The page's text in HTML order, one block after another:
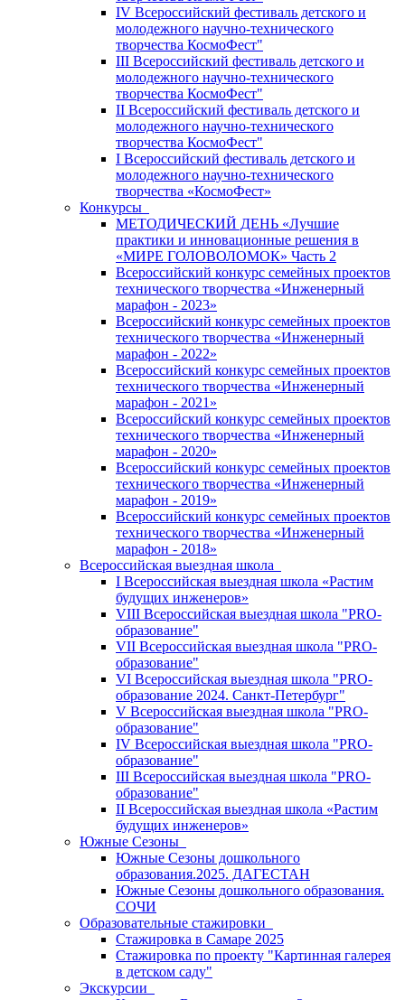
IV Всероссийский фестиваль детского и
молодежного научно-технического
творчества КосмоФест"
III Всероссийский фестиваль детского и
молодежного научно-технического
творчества КосмоФест"
II Всероссийский фестиваль детского и
молодежного научно-технического
творчества КосмоФест"
I Всероссийский фестиваль детского и
молодежного научно-технического
творчества «КосмоФест»
Конкурсы
МЕТОДИЧЕСКИЙ ДЕНЬ «Лучшие
практики и инновационные решения в
«МИРЕ ГОЛОВОЛОМОК» Часть 2
Всероссийский конкурс семейных проектов
технического творчества «Инженерный
марафон - 2023»
Всероссийский конкурс семейных проектов
технического творчества «Инженерный
марафон - 2022»
Всероссийский конкурс семейных проектов
технического творчества «Инженерный
марафон - 2021»
Всероссийский конкурс семейных проектов
технического творчества «Инженерный
марафон - 2020»
Всероссийский конкурс семейных проектов
технического творчества «Инженерный
марафон - 2019»
Всероссийский конкурс семейных проектов
технического творчества «Инженерный
марафон - 2018»
Всероссийская выездная школа
I Всероссийская выездная школа «Растим
будущих инженеров»
VIII Всероссийская выездная школа "PRO-
образование"
VII Всероссийская выездная школа "PRO-
образование"
VI Всероссийская выездная школа "PRO-
образование 2024. Санкт-Петербург"
V Всероссийская выездная школа "PRO-
образование"
IV Всероссийская выездная школа "PRO-
образование"
III Всероссийская выездная школа "PRO-
образование"
II Всероссийская выездная школа «Растим
будущих инженеров»
Южные Сезоны
Южные Сезоны дошкольного
образования.2025. ДАГЕСТАН
Южные Сезоны дошкольного образования.
СОЧИ
Образовательные стажировки
Стажировка в Самаре 2025
Стажировка по проекту "Картинная галерея
в детском саду"
Экскурсии